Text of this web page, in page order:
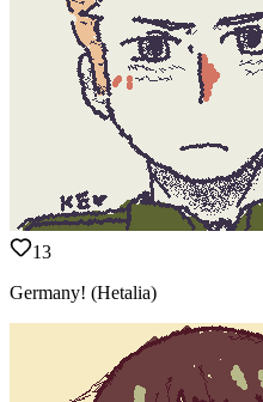
13
Germany! (Hetalia)